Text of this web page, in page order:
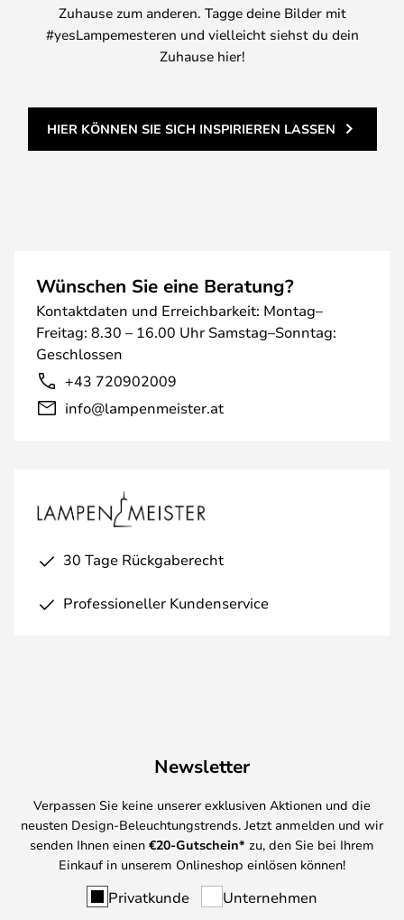
Zuhause zum anderen. Tagge deine Bilder mit
#yesLampemesteren und vielleicht siehst du dein
Zuhause hier!
HIER KÖNNEN SIE SICH INSPIRIEREN LASSEN
Wünschen Sie eine Beratung?
Kontaktdaten und Erreichbarkeit: Montag–
Freitag: 8.30 – 16.00 Uhr Samstag–Sonntag:
Geschlossen
+43 720902009
info@lampenmeister.at
30 Tage Rückgaberecht
Professioneller Kundenservice
Newsletter
Verpassen Sie keine unserer exklusiven Aktionen und die
neusten Design-Beleuchtungstrends. Jetzt anmelden und wir
senden Ihnen einen €20-Gutschein* zu, den Sie bei Ihrem
Einkauf in unserem Onlineshop einlösen können!
Privatkunde Unternehmen